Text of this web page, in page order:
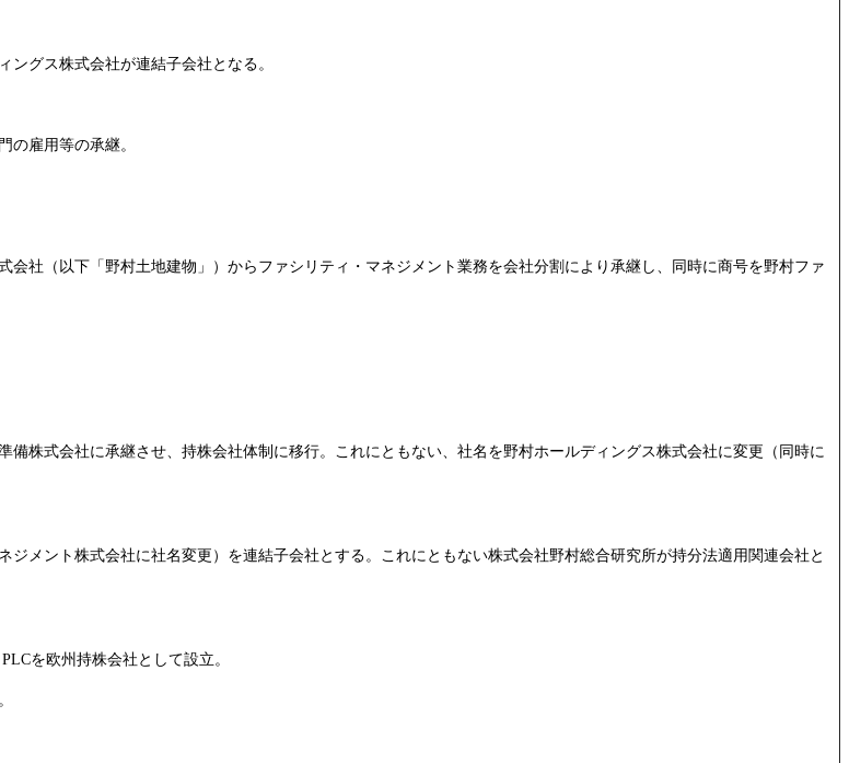
グス株式会社が連結子会社となる。
の雇用等の承継。
社（以下「野村土地建物」）からファシリティ・マネジメント業務を会社分割により承継し、同時に商号を野村ファ
株式会社に承継させ、持株会社体制に移行。これにともない、社名を野村ホールディングス株式会社に変更（同時に
メント株式会社に社名変更）を連結子会社とする。これにともない株式会社野村総合研究所が持分法適用関連会社と
を欧州持株会社として設立。